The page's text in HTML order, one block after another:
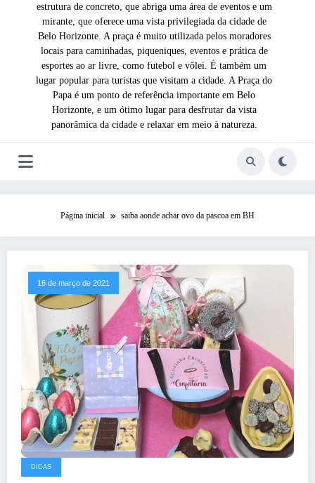
estrutura de concreto, que abriga uma área de eventos e um
mirante, que oferece uma vista privilegiada da cidade de
Belo Horizonte. A praça é muito utilizada pelos moradores
locais para caminhadas, piqueniques, eventos e prática de
esportes ao ar livre, como futebol e vôlei. É também um
lugar popular para turistas que visitam a cidade. A Praça do
Papa é um ponto de referência importante em Belo
Horizonte, e um ótimo lugar para desfrutar da vista
panorâmica da cidade e relaxar em meio à natureza.
Página inicial saiba aonde achar ovo da pascoa em BH
16 de março de 2021
DICAS